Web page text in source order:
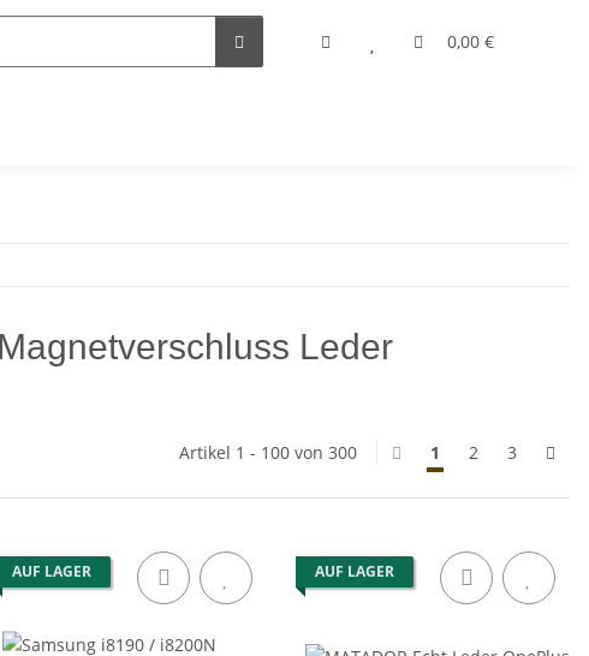
0,00 €
Leder
Artikel 1 - 100 von 300 1 2 3
AUF LAGER AUF LAGER